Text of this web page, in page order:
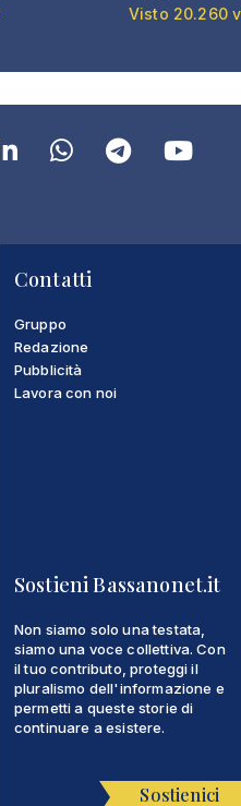
Visto 20.260
Contatti
Gruppo
Redazione
Pubblicità
Lavora con noi
Sostieni Bassanonet.it
Non siamo solo una testata,
siamo una voce collettiva. Con
il tuo contributo, proteggi il
pluralismo dell'informazione e
permetti a queste storie di
continuare a esistere.
Sostienici